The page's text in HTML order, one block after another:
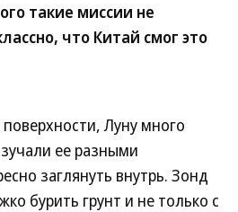
такие миссии не
что Китай смог это
Луну много
ее разными
заглянуть внутрь. Зонд
бурить грунт и не только с